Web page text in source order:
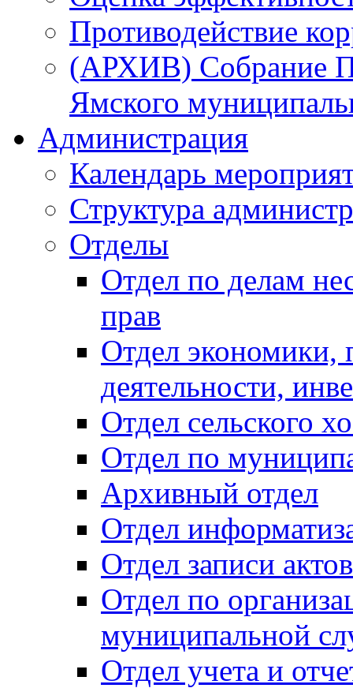
Противодействие
(АРХИВ) Собрание
Ямского
Администрация
Календарь
Структура
Отделы
Отдел по делам
прав
Отдел экономики,
деятельности,
Отдел сельского
Отдел по
Архивный отдел
Отдел
Отдел записи
Отдел по
муниципальной
Отдел учета и